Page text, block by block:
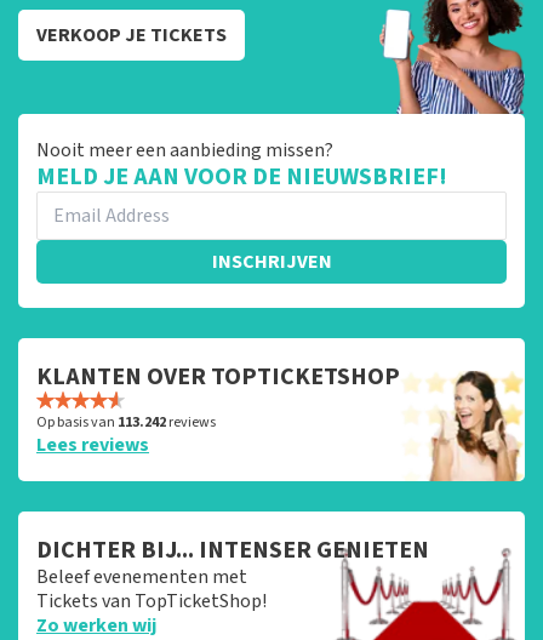
VERKOOP JE TICKETS
Nooit meer een aanbieding missen?
MELD JE AAN VOOR DE NIEUWSBRIEF!
INSCHRIJVEN
KLANTEN OVER TOPTICKETSHOP
Op basis van 113.242reviews
Lees reviews
DICHTER BIJ... INTENSER GENIETEN
Beleef evenementen met
Tickets van TopTicketShop!
Zo werken wij